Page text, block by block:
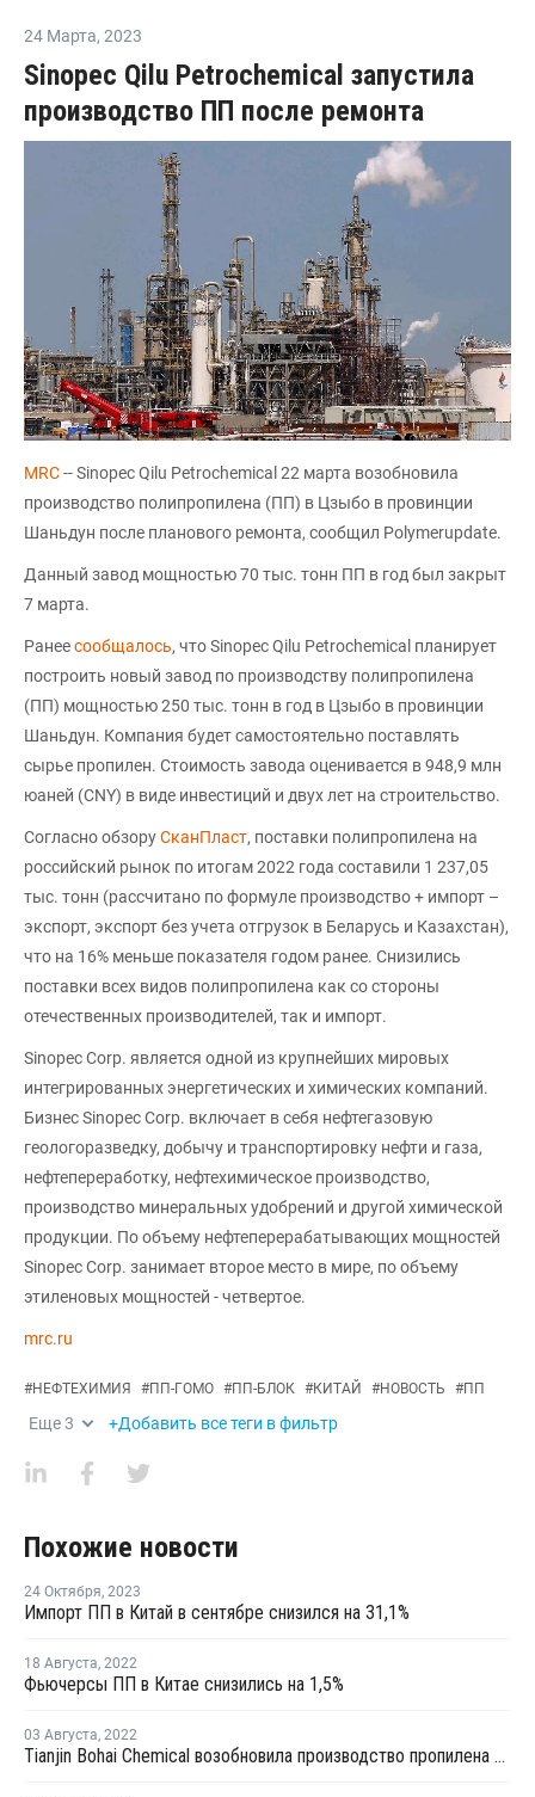
24 Марта, 2023
Sinopec Qilu Petrochemical запустила
производство ПП после ремонта
MRC-- Sinopec Qilu Petrochemical 22 марта возобновила
производство полипропилена (ПП) в Цзыбо в провинции
Шаньдун после планового ремонта, сообщил Polymerupdate.
Данный завод мощностью 70 тыс. тонн ПП в год был закрыт
7 марта.
Ранеесообщалось, что Sinopec Qilu Petrochemical планирует
построить новый завод по производству полипропилена
(ПП) мощностью 250 тыс. тонн в год в Цзыбо в провинции
Шаньдун. Компания будет самостоятельно поставлять
сырье пропилен. Стоимость завода оценивается в 948,9 млн
юаней (CNY) в виде инвестиций и двух лет на строительство.
Согласно обзоруСканПласт, поставки полипропилена на
российский рынок по итогам 2022 года составили 1 237,05
тыс. тонн (рассчитано по формуле производство + импорт –
экспорт, экспорт без учета отгрузок в Беларусь и Казахстан),
что на 16% меньше показателя годом ранее. Снизились
поставки всех видов полипропилена как со стороны
отечественных производителей, так и импорт.
Sinopec Corp. является одной из крупнейших мировых
интегрированных энергетических и химических компаний.
Бизнес Sinopec Corp. включает в себя нефтегазовую
геологоразведку, добычу и транспортировку нефти и газа,
нефтепереработку, нефтехимическое производство,
производство минеральных удобрений и другой химической
продукции. По объему нефтеперерабатывающих мощностей
Sinopec Corp. занимает второе место в мире, по объему
этиленовых мощностей - четвертое.
mrc.ru
#НЕФТЕХИМИЯ #ПП-ГОМО #ПП-БЛОК #КИТАЙ #НОВОСТЬ #ПП
Еще3 +Добавить все теги в фильтр
Похожие новости
24 Октября, 2023
Импорт ПП в Китай в сентябре снизился на 31,1%
18 Августа, 2022
Фьючерсы ПП в Китае снизились на 1,5%
03 Августа, 2022
Tianjin Bohai Chemical возобновила производство пропилена на установке дегидрирования пропана в Таньзине